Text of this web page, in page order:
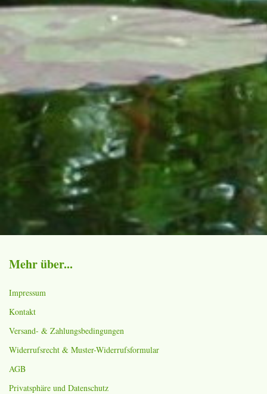
Mehr über...
Impressum
Kontakt
Versand- & Zahlungsbedingungen
Widerrufsrecht & Muster-Widerrufsformular
AGB
Privatsphäre und Datenschutz